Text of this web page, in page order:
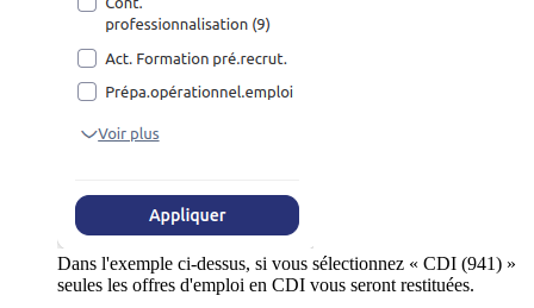
Dans l'exemple ci-dessus, si vous sélectionnez « CDI (941) »
seules les offres d'emploi en CDI vous seront restituées.